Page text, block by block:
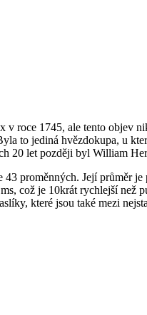
v roce 1745, ale tento objev
to jediná hvězdokupa, u
20 let později byl William
proměnných. Její průměr
což je 10krát rychlejší
které jsou také mezi